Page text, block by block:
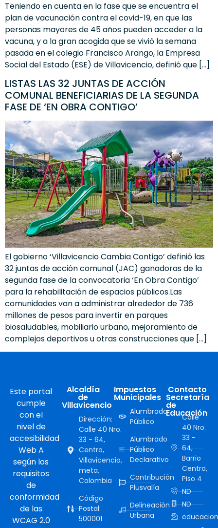
Teniendo en cuenta en la fase que se encuentra el
plan de vacunación contra el covid-19, en que las
personas mayores de 45 años pueden acceder a la
vacuna, y a la gran acogida que se vivió la semana
pasada en el colegio Francisco Arango, la Empresa
Social del Estado (ESE) de Villavicencio, definió que […]
LISTAS LAS 32 JUNTAS DE ACCIÓN
COMUNAL BENEFICIARIAS DE LA SEGUNDA
FASE DE ‘EN OBRA CONTIGO’
El gobierno ‘Villavicencio Cambia Contigo’ definió las
32 juntas de acción comunal (JAC) ganadoras de la
segunda fase de la convocatoria ‘En Obra Contigo’
para la rehabilitación de espacios públicos.Las
comunidades van a administrar alrededor de 736
millones de pesos para invertir en parques
biosaludables, mobiliario urbano, mejoramiento de
complejos deportivos u otras construcciones que […]
Este portal
cumple
con el
nivel de
accesibilidad
Web A
según los
requisitos
de
conformidad
de las
WCAG 2.0
Alcaldía
de
Villavicencio
Dirección:
Calle 40 Nro.
33 - 64,
Centro,
Villavicencio,
meta,
Colombia
Código
Postal:
500001
Impuestos
Municipales
Alumbrado
Público
Alumbrado
Público
Declarativo
Contribución
Plusvalía
Delineación
Urbana
Contacto
Secretaría
de
Educación
Calle
40 Nro.
33 -
64,
Barrio
Centro,
Piso 4
ND
ND